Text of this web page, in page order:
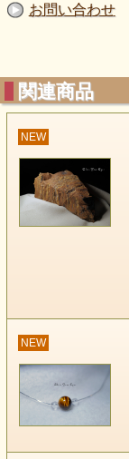
お問い合わせ
関連商品
NEW
NEW